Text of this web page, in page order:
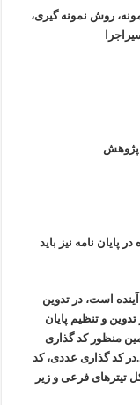
روش نمونه گیری،
پژوهش
نامه نیز باید
است، در تدوین
تدوین و تنظیم پایان
منظور کد گذاری
در کد گذاری عددی، کد
تیترهای فرعی و زیر